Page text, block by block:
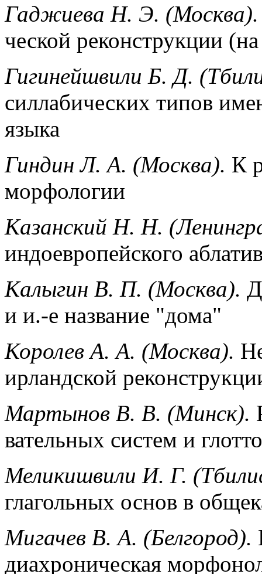
Гаджиева Н. Э. (Москва).
ческой реконструкции
Гигинейшвили Б. Д.
силлабических типов
языка
Гиндин Л. A. (Москва). К
морфологии
Казанский Н. Н.
индоевропейского
Калыгин В. П. (Москва).
и и.-е название "дома"
Королев А. А. (Москва).
ирландской
Мартынов В. В. (Минск).
вательных систем и
Меликишвили И. Г.
глагольных основ в
Мигачев В. А. (Белгород).
диахроническая